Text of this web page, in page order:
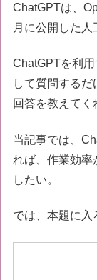
ChatGPTは、
月に公開した人
ChatGPTを利
して質問する
回答を教えてく
当記事では、
れば、作業効率
したい。
では、本題に入